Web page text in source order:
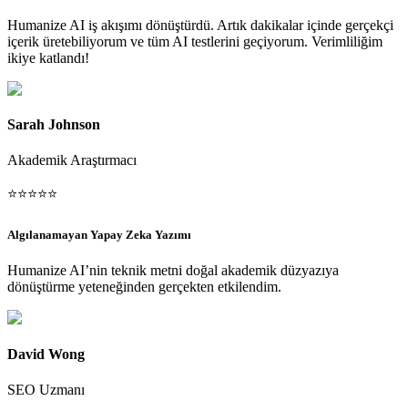
Humanize AI iş akışımı dönüştürdü. Artık dakikalar içinde gerçekçi
içerik üretebiliyorum ve tüm AI testlerini geçiyorum. Verimliliğim
ikiye katlandı!
Sarah Johnson
Akademik Araştırmacı
⭐⭐⭐⭐⭐
Algılanamayan Yapay Zeka Yazımı
Humanize AI’nin teknik metni doğal akademik düzyazıya
dönüştürme yeteneğinden gerçekten etkilendim.
David Wong
SEO Uzmanı